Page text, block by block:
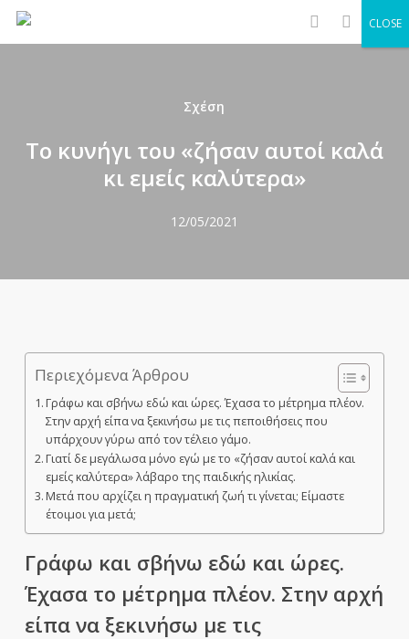
Skip
search
Σχέση
Το κυνήγι του «ζήσαν αυτοί καλά
κι εμείς καλύτερα»
12/05/2021
Περιεχόμενα Άρθρου
Γράφω και σβήνω εδώ και ώρες. Έχασα το μέτρημα πλέον.
Στην αρχή είπα να ξεκινήσω με τις πεποιθήσεις που
υπάρχουν γύρω από τον τέλειο γάμο.
Γιατί δε μεγάλωσα μόνο εγώ με το «ζήσαν αυτοί καλά και
εμείς καλύτερα» λάβαρο της παιδικής ηλικίας.
Μετά που αρχίζει η πραγματική ζωή τι γίνεται; Είμαστε
έτοιμοι για μετά;
Γράφω και σβήνω εδώ και ώρες.
Έχασα το μέτρημα πλέον. Στην αρχή
είπα να ξεκινήσω με τις
CLOSE